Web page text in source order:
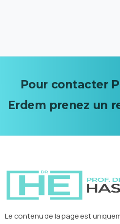
Pour contacter
Erdem prenez un
Le contenu de la page est